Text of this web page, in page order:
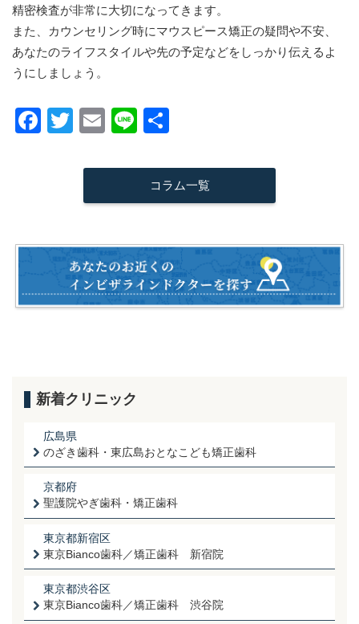
精密検査が非常に大切になってきます。
また、カウンセリング時にマウスピース矯正の疑問や不安、
あなたのライフスタイルや先の予定などをしっかり伝えるよ
うにしましょう。
F
o
k
T
tt
er
E
ail
Li
eコラム一覧
新着クリニック
広島県
のざき歯科・東広島おとなこども矯正歯科
京都府
聖護院やぎ歯科・矯正歯科
東京都新宿区
東京Bianco歯科／矯正歯科 新宿院
東京都渋谷区
東京Bianco歯科／矯正歯科 渋谷院